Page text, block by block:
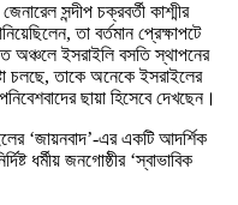
সন্দীপ চক্রবর্তী কাশ্মীর
তা বর্তমান প্রেক্ষাপটে
অঞ্চলে ইসরাইলি বসতি স্থাপনের
চলছে, তাকে অনেকে ইসরাইলের
ছায়া হিসেবে দেখছেন।
‘জায়নবাদ’-এর একটি আদর্শিক
ধর্মীয় জনগোষ্ঠীর ‘স্বাভাবিক